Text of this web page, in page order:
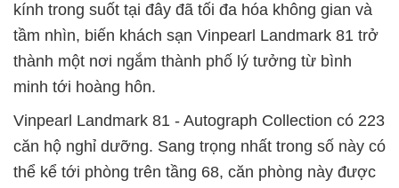
kính trong suốt tại đây đã tối đa hóa không gian và
tầm nhìn, biến khách sạn Vinpearl Landmark 81 trở
thành một nơi ngắm thành phố lý tưởng từ bình
minh tới hoàng hôn.
Vinpearl Landmark 81 - Autograph Collection có 223
căn hộ nghỉ dưỡng. Sang trọng nhất trong số này có
thể kể tới phòng trên tầng 68, căn phòng này được